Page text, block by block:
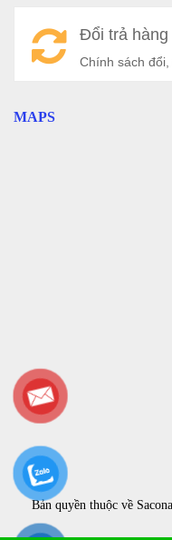
Đổi trả hàng
Chính sách
MAPS
Bản quyền thuộc về Sacona